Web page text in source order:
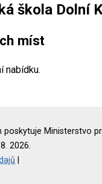
škola Dolní
míst
nabídku.
Ministerstvo
2026.